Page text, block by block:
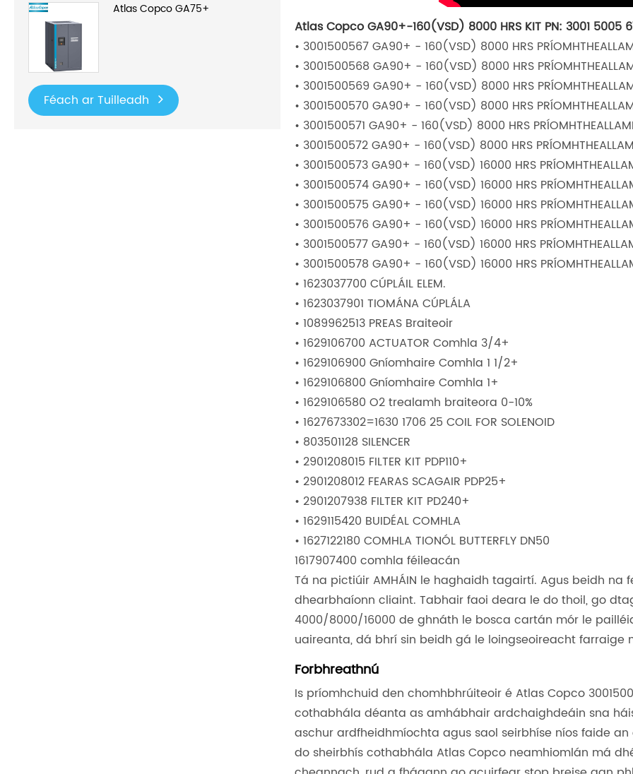
Atlas Copco GA75+
Féach ar Tuilleadh
Atlas Copco GA90+-160(VSD) 8000 HRS KIT PN: 3001 5005
• 3001500567 GA90+ - 160(VSD) 8000 HRS
• 3001500568 GA90+ - 160(VSD) 8000 HRS
• 3001500569 GA90+ - 160(VSD) 8000 HRS
• 3001500570 GA90+ - 160(VSD) 8000 HRS
• 3001500571 GA90+ - 160(VSD) 8000 HRS
• 3001500572 GA90+ - 160(VSD) 8000 HRS
• 3001500573 GA90+ - 160(VSD) 16000 HRS
• 3001500574 GA90+ - 160(VSD) 16000 HRS
• 3001500575 GA90+ - 160(VSD) 16000 HRS
• 3001500576 GA90+ - 160(VSD) 16000 HRS
• 3001500577 GA90+ - 160(VSD) 16000 HRS
• 3001500578 GA90+ - 160(VSD) 16000 HRS
• 1623037700 CÚPLÁIL ELEM.
• 1623037901 TIOMÁNA CÚPLÁLA
• 1089962513 PREAS Braiteoir
• 1629106700 ACTUATOR Comhla 3/4+
• 1629106900 Gníomhaire Comhla 1 1/2+
• 1629106800 Gníomhaire Comhla 1+
• 1629106580 O2 trealamh braiteora 0-10%
• 1627673302=1630 1706 25 COIL FOR SOLENOID
• 803501128 SILENCER
• 2901208015 FILTER KIT PDP110+
• 2901208012 FEARAS SCAGAIR PDP25+
• 2901207938 FILTER KIT PD240+
• 1629115420 BUIDÉAL COMHLA
• 1627122180 COMHLA TIONÓL BUTTERFLY DN50
1617907400 comhla féileacán
Tá na pictiúir AMHÁIN le haghaidh tagairtí. Agus beidh
dhearbhaíonn cliaint. Tabhair faoi deara le do thoil, go
4000/8000/16000 de ghnáth le bosca cartán mór le
uaireanta, dá bhrí sin beidh gá le loingseoireacht farraige
Forbhreathnú
Is príomhchuid den chomhbhrúiteoir é Atlas Copco
cothabhála déanta as amhábhair ardchaighdeáin sna
aschur ardfheidhmíochta agus saol seirbhíse níos faide
do sheirbhís cothabhála Atlas Copco neamhiomlán má